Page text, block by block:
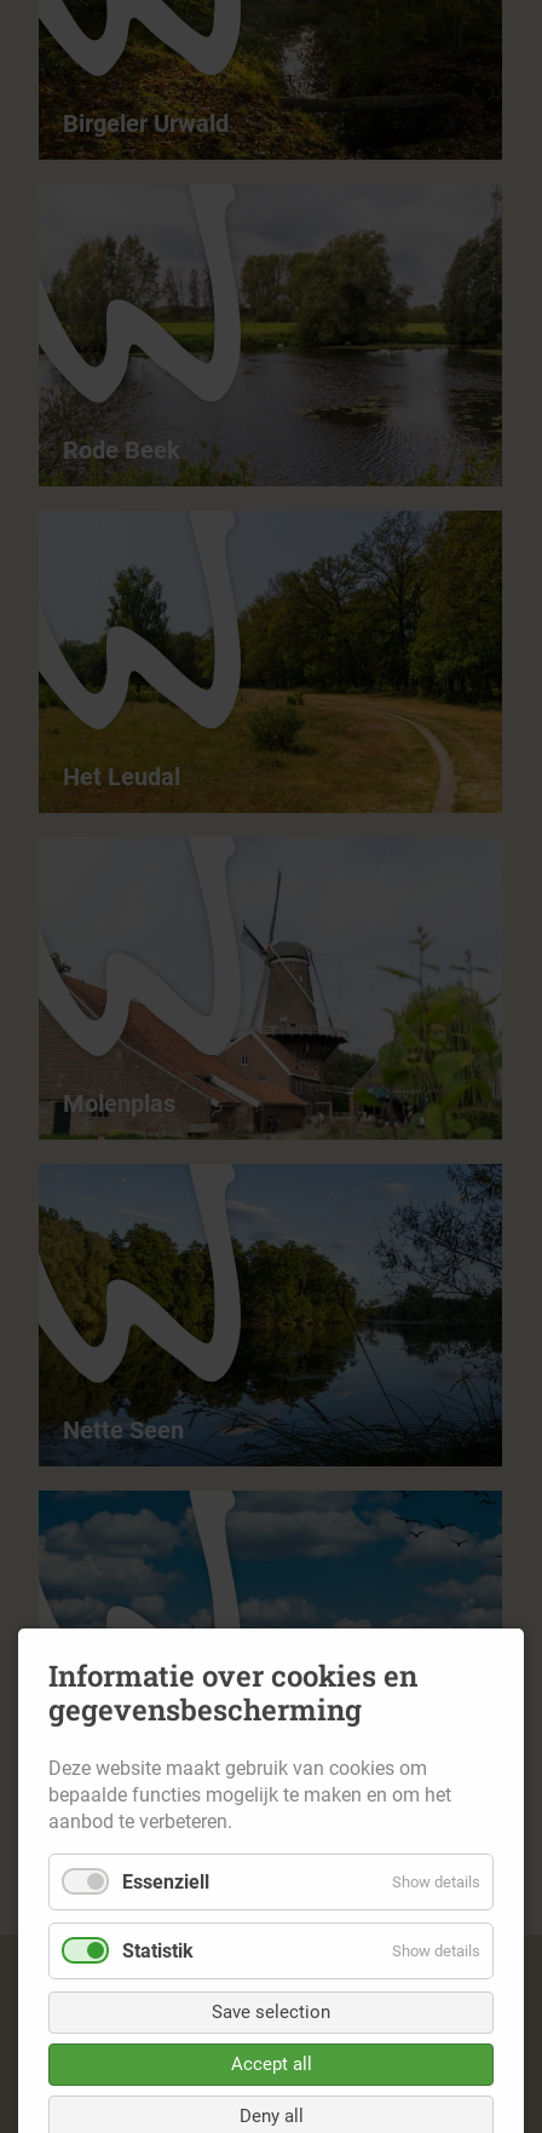
Birgeler Urwald
13,8 km
05:00 h
matig moeilijk
het hele jaar door
Rode Beek
Rode Beek - Prachtig moerasbos met wild
11,5 km
04:00 h
matig moeilijk
het hele jaar door
Het Leudal
het hele jaar door
Molenplas
Molenplas - Tussen Konik paarden en aalscholvers
11,1 km
matig moeilijk
het hele jaar door
Nette Seen
Nette Seen - Uniek waterlandschap
10,7 km
04:00 h
gewoon
Huilbeek & Maas
Huilbeek & Maas - Natuur gevormd door wind en
water
12,7 km
04:00 h
matig moeilijk
het hele jaar door
Navigatie
Imprint
Contact
© 2026 – Naturpark Schwalm-Nette
Informatie over cookies en
gegevensbescherming
Deze website maakt gebruik van cookies om
bepaalde functies mogelijk te maken en om het
aanbod te verbeteren.
Essenziell Show details
Statistik Show details
Save selection
Accept all
Deny all